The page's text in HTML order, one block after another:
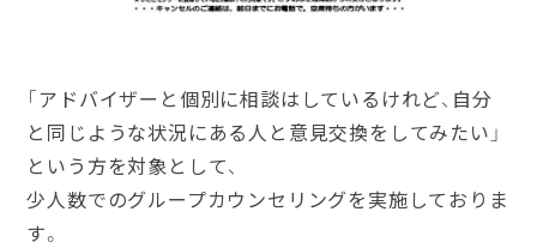
「アドバイザーと個別に相談はしているけれど、自分
と同じような状況にある人と意見交換をしてみたい」
という方を対象として、
少人数でのグループカウンセリングを実施しておりま
す。